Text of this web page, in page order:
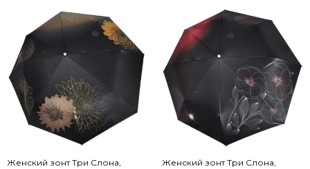
Женский зонт Три Слона,
Женский зонт Три Слона,